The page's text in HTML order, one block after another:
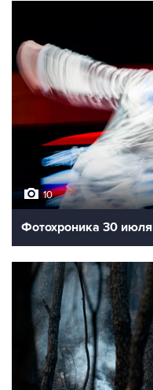
10
Фотохроника 30 июля